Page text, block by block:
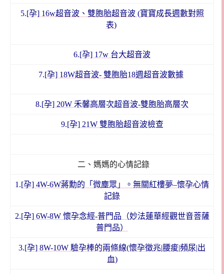
5.[孕] 16w超音波、雙胞胎超音波 (寶寶成長週數對照
表)
6.[孕] 17w 台大超音波
7.[孕] 18W超音波- 雙胞胎18週超音波數據
8.[孕] 20W 禾馨高層次超音波-雙胞胎高層次
9.[孕] 21W 雙胞胎超音波檢查
二、媽媽的心情記錄
1.[孕] 4W-6W蔣勳的「微塵眾」。無關紅樓夢–懷孕心情
記錄
2.[孕] 6W-8W 懷孕念經-普門品（妙法蓮華經觀世音菩薩
普門品）
3.[孕] 8W-10W 驗孕棒的兩條線(懷孕徵兆|腰痠|頻尿|出
血)